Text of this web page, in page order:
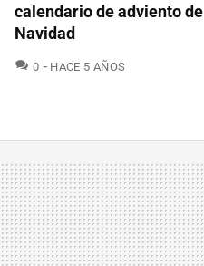
calendario de adviento de
Navidad
0 COMENTARIOS
HACE 5 AÑOS